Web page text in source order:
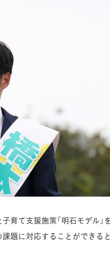
て支援施策「明石モデル」
題に対応することができる